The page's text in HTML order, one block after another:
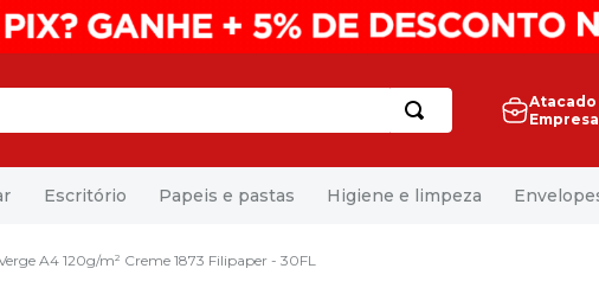
Atacado
Escritório Papeis e pastas Higiene e limpeza
A4 120g/m² Creme 1873 Filipaper - 30FL